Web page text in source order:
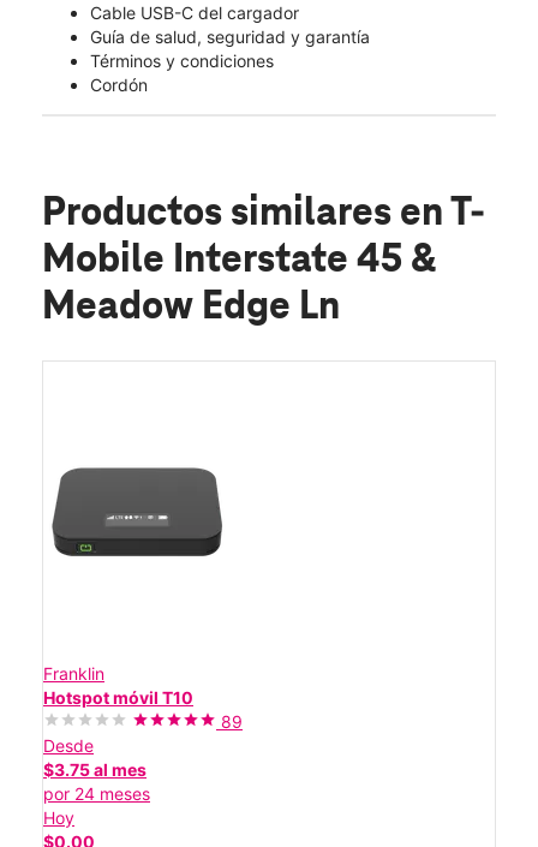
Cable USB-C del cargador
Guía de salud, seguridad y garantía
Términos y condiciones
Cordón
Productos similares en T-
Mobile Interstate 45 &
Meadow Edge Ln
Franklin
Hotspot móvil T10
89
Desde
$3.75 al mes
por 24 meses
Hoy
$0.00